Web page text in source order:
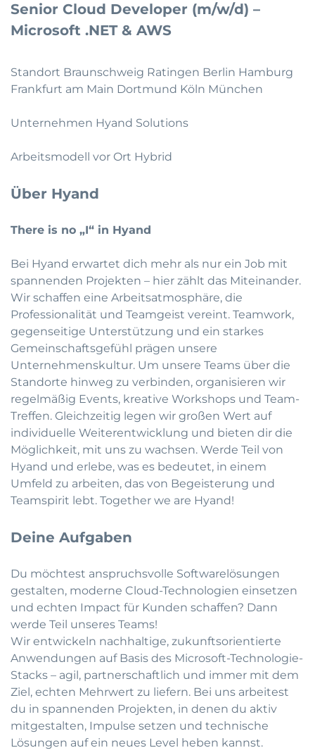
Senior Cloud Developer (m/w/d) –
Microsoft .NET & AWS
Standort Braunschweig Ratingen Berlin Hamburg
Frankfurt am Main Dortmund Köln München
Unternehmen Hyand Solutions
Arbeitsmodell vor Ort Hybrid
Über Hyand
There is no „I“ in Hyand
Bei Hyand erwartet dich mehr als nur ein Job mit
spannenden Projekten – hier zählt das Miteinander.
Wir schaffen eine Arbeitsatmosphäre, die
Professionalität und Teamgeist vereint. Teamwork,
gegenseitige Unterstützung und ein starkes
Gemeinschaftsgefühl prägen unsere
Unternehmenskultur. Um unsere Teams über die
Standorte hinweg zu verbinden, organisieren wir
regelmäßig Events, kreative Workshops und Team-
Treffen. Gleichzeitig legen wir großen Wert auf
individuelle Weiterentwicklung und bieten dir die
Möglichkeit, mit uns zu wachsen. Werde Teil von
Hyand und erlebe, was es bedeutet, in einem
Umfeld zu arbeiten, das von Begeisterung und
Teamspirit lebt. Together we are Hyand!
Deine Aufgaben
Du möchtest anspruchsvolle Softwarelösungen
gestalten, moderne Cloud-Technologien einsetzen
und echten Impact für Kunden schaffen? Dann
werde Teil unseres Teams!
Wir entwickeln nachhaltige, zukunftsorientierte
Anwendungen auf Basis des Microsoft-Technologie-
Stacks – agil, partnerschaftlich und immer mit dem
Ziel, echten Mehrwert zu liefern. Bei uns arbeitest
du in spannenden Projekten, in denen du aktiv
mitgestalten, Impulse setzen und technische
Lösungen auf ein neues Level heben kannst.